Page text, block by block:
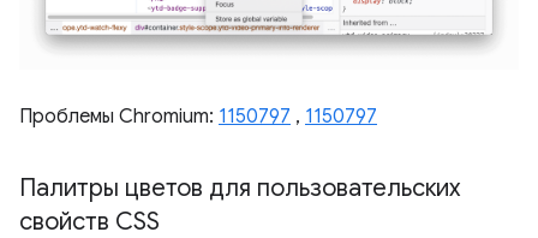
Проблемы Chromium: 1150797 , 1150797
Палитры цветов для пользовательских
свойств CSS